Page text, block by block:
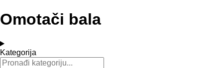
Omotači bala
Kategorija